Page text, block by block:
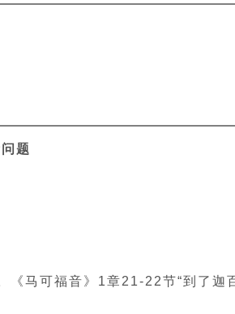
题
马可福音》1章21-22节“到了迦